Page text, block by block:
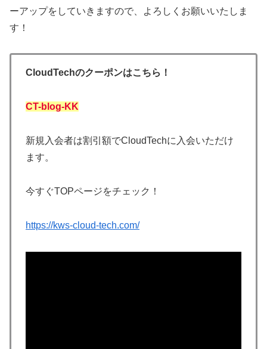
ーアップをしていきますので、よろしくお願いいたしま
す！
CloudTechのクーポンはこちら！
CT-blog-KK
新規入会者は割引額でCloudTechに入会いただけ
ます。
今すぐTOPページをチェック！
https://kws-cloud-tech.com/